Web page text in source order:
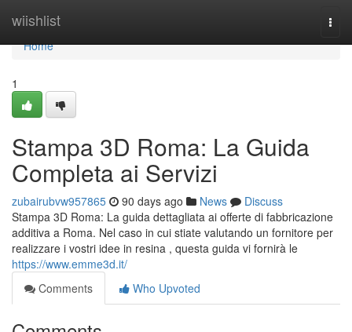
wiishlist
Home
Home
1
Stampa 3D Roma: La Guida
Completa ai Servizi
zubairubvw957865 90 days ago News
Discuss
Stampa 3D Roma: La guida dettagliata ai offerte di fabbricazione
additiva a Roma. Nel caso in cui stiate valutando un fornitore per
realizzare i vostri idee in resina , questa guida vi fornirà le
https://www.emme3d.it/
Comments
Who Upvoted